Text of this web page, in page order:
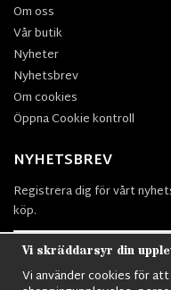
Om oss
Vår butik
Nyheter
Nyhetsbrev
Om cookies
Öppna Cookie kontroll
NYHETSBREV
Registrera dig för vårt
köp.
Vi skräddarsyr din
Vi använder cookies för